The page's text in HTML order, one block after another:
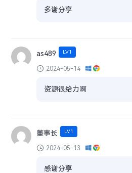
多谢分享
as489 LV1
2024-05-14
资源很给力啊
董事长 LV1
2024-05-13
感谢分享